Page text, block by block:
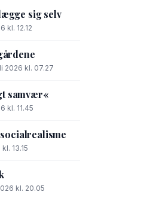
sig selv
kl. 12.12
2026 kl. 07.27
samvær«
kl. 11.45
13.15
kl. 20.05